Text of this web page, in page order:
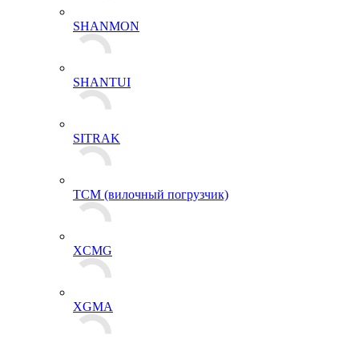
SHANMON
SHANTUI
SITRAK
TCM (вилочный погрузчик)
XCMG
XGMA